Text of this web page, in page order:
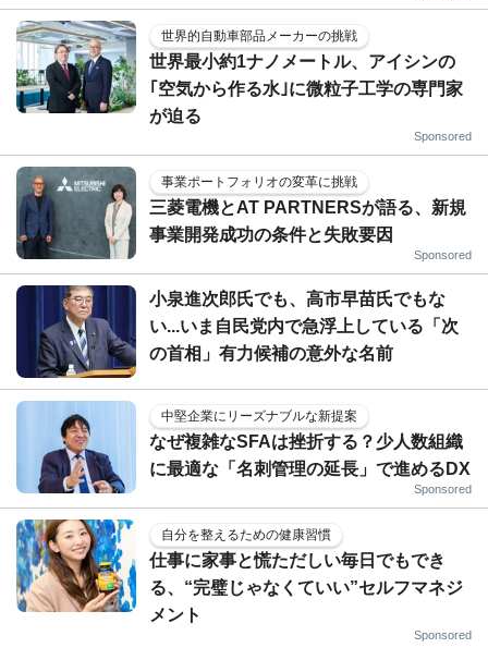
世界的自動車部品メーカーの挑戦
世界最小約1ナノメートル、アイシンの
｢空気から作る水｣に微粒子工学の専門家
が迫る
Sponsored
事業ポートフォリオの変革に挑戦
三菱電機とAT PARTNERSが語る、新規
事業開発成功の条件と失敗要因
Sponsored
小泉進次郎氏でも、高市早苗氏でもな
い...いま自民党内で急浮上している「次
の首相」有力候補の意外な名前
中堅企業にリーズナブルな新提案
なぜ複雑なSFAは挫折する？少人数組織
に最適な「名刺管理の延長」で進めるDX
Sponsored
自分を整えるための健康習慣
仕事に家事と慌ただしい毎日でもでき
る、“完璧じゃなくていい”セルフマネジ
メント
Sponsored